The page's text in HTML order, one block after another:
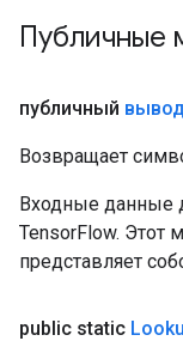
Публичные
публичный вывод
Возвращает
Входные данные
TensorFlow. Этот
представляет
public static